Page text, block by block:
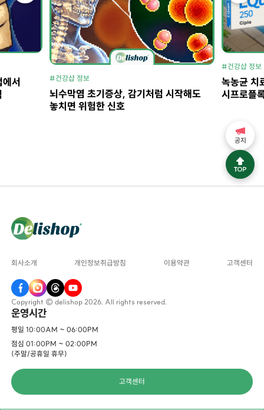
서
#건강샵 정보
뇌수막염 초기증상, 감기처럼 시작해도
놓치면 위험한 신호
#건강샵 정보
녹농균 치
시프로플
회사소개 개인정보취급방침 이용약관 고객센터
Copyright © delishop 2026. All rights reserved.
운영시간
평일 10:00AM ~ 06:00PM
점심 01:00PM ~ 02:00PM
(주말/공휴일 휴무)
고객센터
공지